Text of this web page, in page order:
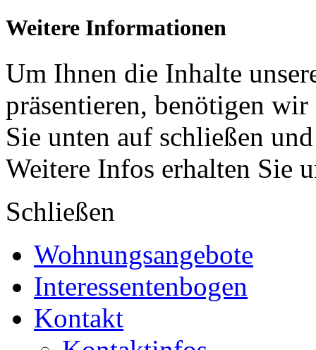
Weitere Informationen
Um Ihnen die Inhalte
präsentieren, benötigen
Sie unten auf schließen
Weitere Infos erhalten Sie
Schließen
Wohnungsangebote
Interessentenbogen
Kontakt